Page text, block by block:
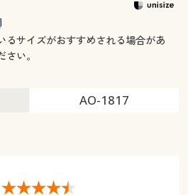
サイズがおすすめされる場合があ
い。
AO-1817